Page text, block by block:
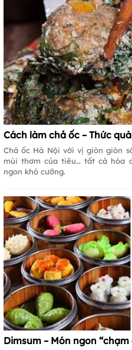
Cách làm chả ốc – Thức
Chả ốc Hà Nội với vị giòn giòn
mùi thơm của tiêu… tất cả hòa
ngon khó cưỡng.
Dimsum – Món ngon